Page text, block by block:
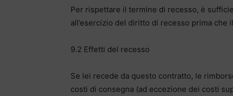
Per rispettare il termine di recesso, è
all’esercizio del diritto di recesso prima che
9.2 Effetti del recesso
Se lei recede da questo contratto, le
costi di consegna (ad eccezione dei costi